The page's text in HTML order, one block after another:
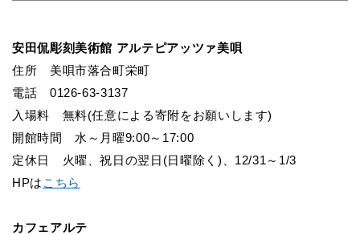
安田侃彫刻美術館 アルテピアッツァ美唄
住所 美唄市落合町栄町
電話 0126-63-3137
入場料 無料(任意による寄附をお願いします)
開館時間 水～月曜9:00～17:00
定休日 火曜、祝日の翌日(日曜除く)、12/31～1/3
HPは こちら
カフェアルテ